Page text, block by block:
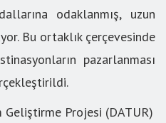
odaklanmış, uzun
Bu ortaklık çerçevesinde
pazarlanması
Geliştirme Projesi (DATUR)